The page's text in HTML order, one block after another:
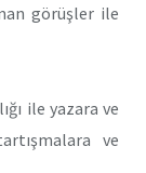
görüşler ile
ile yazara ve
ve